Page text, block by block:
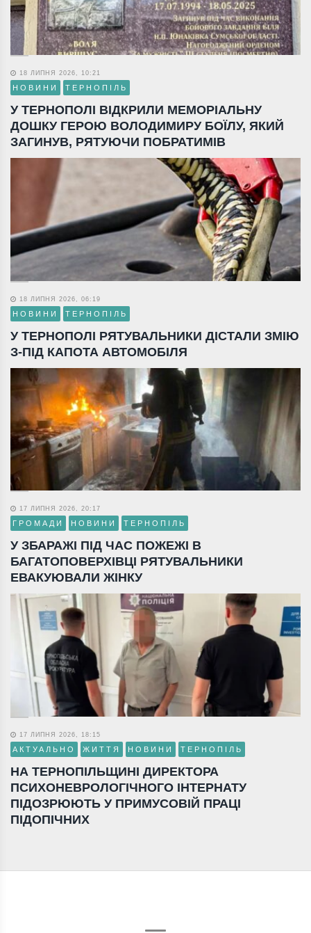
18 ЛИПНЯ 2026, 10:21
НОВИНИ ТЕРНОПІЛЬ
У ТЕРНОПОЛІ ВІДКРИЛИ МЕМОРІАЛЬНУ
ДОШКУ ГЕРОЮ ВОЛОДИМИРУ БОЇЛУ, ЯКИЙ
ЗАГИНУВ, РЯТУЮЧИ ПОБРАТИМІВ
18 ЛИПНЯ 2026, 06:19
НОВИНИ ТЕРНОПІЛЬ
У ТЕРНОПОЛІ РЯТУВАЛЬНИКИ ДІСТАЛИ ЗМІЮ
З-ПІД КАПОТА АВТОМОБІЛЯ
17 ЛИПНЯ 2026, 20:17
ГРОМАДИ НОВИНИ ТЕРНОПІЛЬ
У ЗБАРАЖІ ПІД ЧАС ПОЖЕЖІ В
БАГАТОПОВЕРХІВЦІ РЯТУВАЛЬНИКИ
ЕВАКУЮВАЛИ ЖІНКУ
17 ЛИПНЯ 2026, 18:15
АКТУАЛЬНО ЖИТТЯ НОВИНИ ТЕРНОПІЛЬ
НА ТЕРНОПІЛЬЩИНІ ДИРЕКТОРА
ПСИХОНЕВРОЛОГІЧНОГО ІНТЕРНАТУ
ПІДОЗРЮЮТЬ У ПРИМУСОВІЙ ПРАЦІ
ПІДОПІЧНИХ